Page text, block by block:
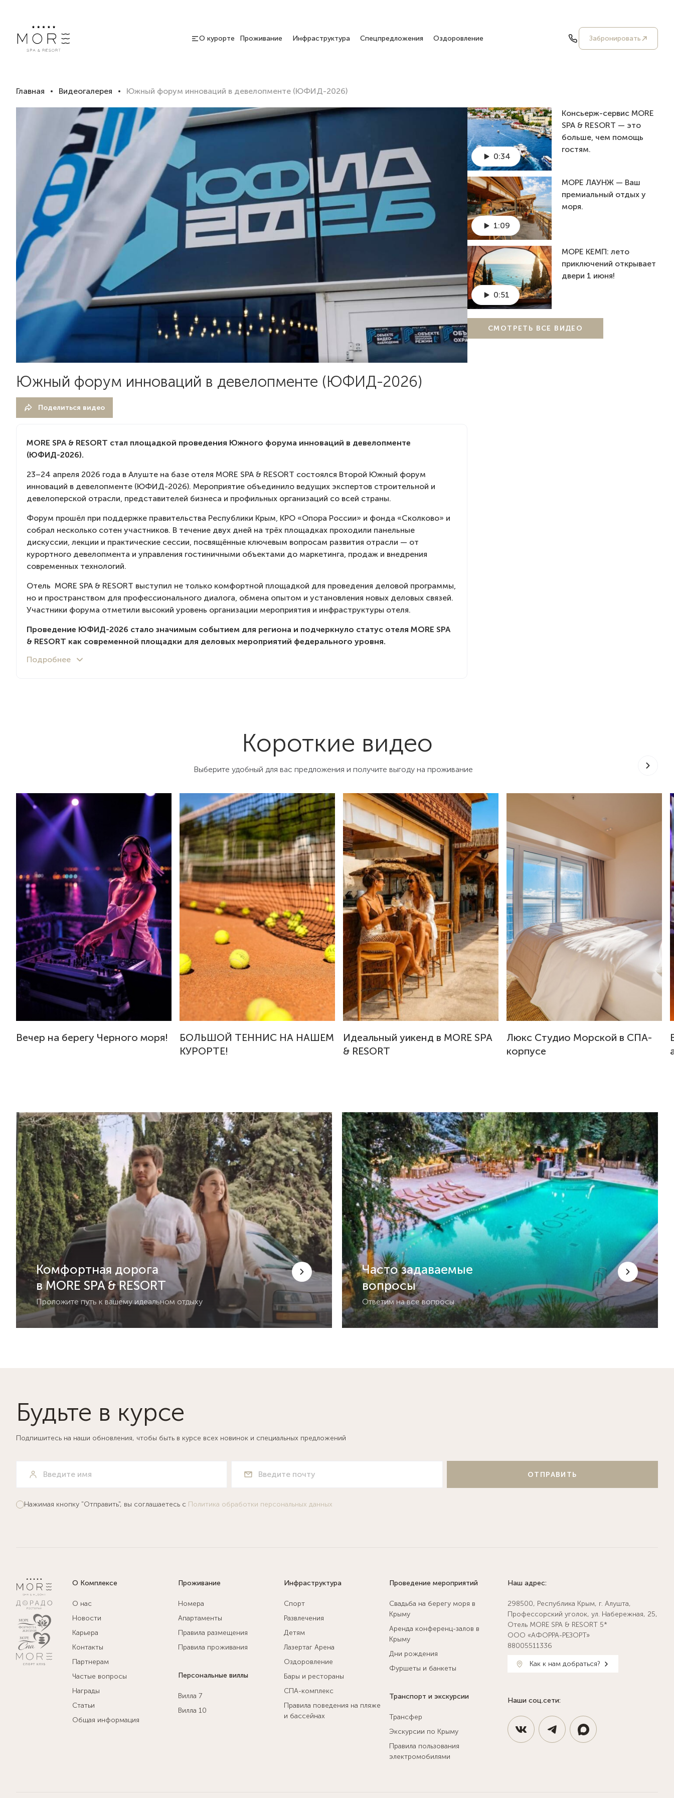
О курорте Проживание Инфраструктура Спецпредложения Оздоровление Забронировать
Главная Видеогалерея Южный форум инноваций в девелопменте (ЮФИД-2026)
Южный форум инноваций в девелопменте (ЮФИД-2026)
Поделиться видео
MORE SPA & RESORT стал площадкой проведения Южного форума инноваций в девелопменте
(ЮФИД-2026).
23–24 апреля 2026 года в Алуште на базе отеля MORE SPA & RESORT состоялся Второй Южный форум
инноваций в девелопменте (ЮФИД-2026). Мероприятие объединило ведущих экспертов строительной и
девелоперской отрасли, представителей бизнеса и профильных организаций со всей страны.
Форум прошёл при поддержке правительства Республики Крым, КРО «Опора России» и фонда «Сколково» и
собрал несколько сотен участников. В течение двух дней на трёх площадках проходили панельные
дискуссии, лекции и практические сессии, посвящённые ключевым вопросам развития отрасли — от
курортного девелопмента и управления гостиничными объектами до маркетинга, продаж и внедрения
современных технологий.
Отель MORE SPA & RESORT выступил не только комфортной площадкой для проведения деловой программы,
но и пространством для профессионального диалога, обмена опытом и установления новых деловых связей.
Участники форума отметили высокий уровень организации мероприятия и инфраструктуры отеля.
Проведение ЮФИД-2026 стало значимым событием для региона и подчеркнуло статус отеля MORE SPA
& RESORT как современной площадки для деловых мероприятий федерального уровня.
0:34
Консьерж-сервис MORE
SPA & RESORT — это
больше, чем помощь
гостям.
1:09
MОРЕ ЛАУНЖ — Ваш
премиальный отдых у
моря.
0:51
МОРЕ КЕМП: лето
приключений открывает
двери 1 июня!
СМОТРЕТЬ ВСЕ ВИДЕО
Короткие видео
Выберите удобный для вас предложения и получите выгоду на проживание
Вечер на берегу Черного моря!
БОЛЬШОЙ ТЕННИС НА НАШЕМ
КУРОРТЕ!
Идеальный уикенд в MORE SPA
& RESORT
Люкс Студио Морской в СПА-
корпусе
Комфортная дорога
в MORE SPA & RESORT
Проложите путь к вашему идеальном отдыху
Часто задаваемые
вопросы
Ответим на все вопросы
Будьте в курсе
Подпишитесь на наши обновления, чтобы быть в курсе всех новинок и специальных предложений
ОТПРАВИТЬ
Нажимая кнопку "Отправить", вы соглашаетесь с Политика обработки персональных данных
Наш адрес:
298500, Республика Крым, г. Алушта,
Профессорский уголок, ул. Набережная, 25,
Отель MORE SPA & RESORT 5*
ООО «АФОРРА-РЕЗОРТ»
88005511336
Как к нам добраться?
Наши соц.сети:
О Комплексе
О нас
Новости
Карьера
Контакты
Партнерам
Частые вопросы
Награды
Статьи
Общая информация
Проживание
Номера
Апартаменты
Правила размещения
Правила проживания
Персональные виллы
Вилла 7
Вилла 10
Инфраструктура
Спорт
Развлечения
Детям
Лазертаг Арена
Оздоровление
Бары и рестораны
СПА-комплекс
Правила поведения на пляже
и бассейнах
Проведение мероприятий
Свадьба на берегу моря в
Крыму
Аренда конференц-залов в
Крыму
Дни рождения
Фуршеты и банкеты
Транспорт и экскурсии
Трансфер
Экскурсии по Крыму
Правила пользования
электромобилями